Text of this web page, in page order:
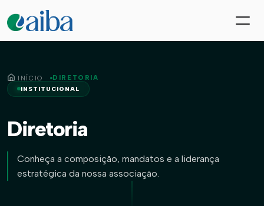
INÍCIO
DIRETORIA
INSTITUCIONAL
Diretoria
Conheça a composição, mandatos e a liderança
estratégica da nossa associação.